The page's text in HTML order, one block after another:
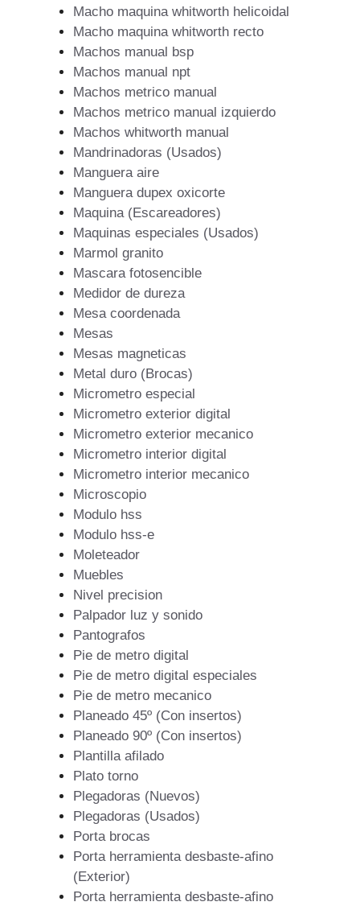
Macho maquina whitworth helicoidal
Macho maquina whitworth recto
Machos manual bsp
Machos manual npt
Machos metrico manual
Machos metrico manual izquierdo
Machos whitworth manual
Mandrinadoras (Usados)
Manguera aire
Manguera dupex oxicorte
Maquina (Escareadores)
Maquinas especiales (Usados)
Marmol granito
Mascara fotosencible
Medidor de dureza
Mesa coordenada
Mesas
Mesas magneticas
Metal duro (Brocas)
Micrometro especial
Micrometro exterior digital
Micrometro exterior mecanico
Micrometro interior digital
Micrometro interior mecanico
Microscopio
Modulo hss
Modulo hss-e
Moleteador
Muebles
Nivel precision
Palpador luz y sonido
Pantografos
Pie de metro digital
Pie de metro digital especiales
Pie de metro mecanico
Planeado 45º (Con insertos)
Planeado 90º (Con insertos)
Plantilla afilado
Plato torno
Plegadoras (Nuevos)
Plegadoras (Usados)
Porta brocas
Porta herramienta desbaste-afino
(Exterior)
Porta herramienta desbaste-afino